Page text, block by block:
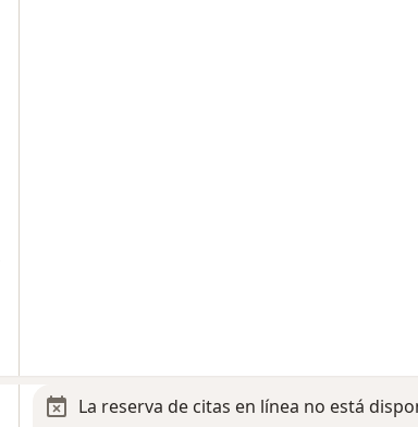
La reserva de citas en línea no está